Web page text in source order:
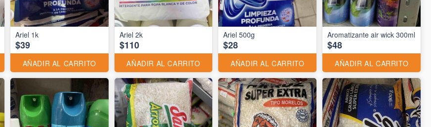
Ariel 1k
$39
AÑADIR AL CARRITO
Ariel 2k
$110
AÑADIR AL CARRITO
Ariel 500g
$28
AÑADIR AL CARRITO
Aromatizante air wick 300ml
$48
AÑADIR AL CARRITO